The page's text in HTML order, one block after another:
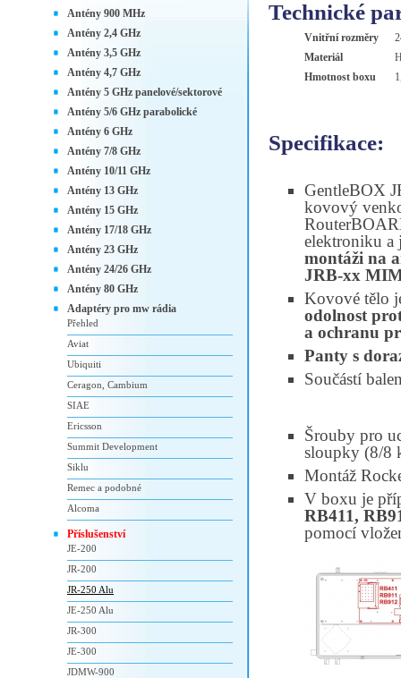
Technické
Vnitřní rozměry
Materiál
Hmotnost boxu
Specifikace:
GentleBOX
kovový
elektroniku a
montáži na
JRB-xx
Kovové tělo
odolnost
a ochranu
Panty s
Součástí
Šrouby pro
sloupky (8/8
Montáž
V boxu je
RB411,
pomocí
Antény 900 MHz
Antény 2,4 GHz
Antény 3,5 GHz
Antény 4,7 GHz
Antény 5 GHz panelové/sektorové
Antény 5/6 GHz parabolické
Antény 6 GHz
Antény 7/8 GHz
Antény 10/11 GHz
Antény 13 GHz
Antény 15 GHz
Antény 17/18 GHz
Antény 23 GHz
Antény 24/26 GHz
Antény 80 GHz
Adaptéry pro mw rádia
Přehled
Aviat
Ubiquiti
Ceragon, Cambium
SIAE
Ericsson
Summit Development
Siklu
Remec a podobné
Alcoma
Příslušenství
JE-200
JR-200
JR-250 Alu
JE-250 Alu
JR-300
JE-300
JDMW-900